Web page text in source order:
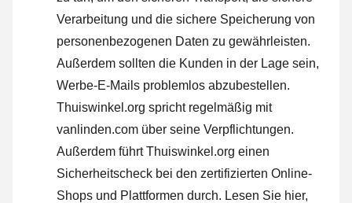
Verarbeitung und die sichere Speicherung von
personenbezogenen Daten zu gewährleisten.
Außerdem sollten die Kunden in der Lage sein,
Werbe-E-Mails problemlos abzubestellen.
Thuiswinkel.org spricht regelmäßig mit
vanlinden.com über seine Verpflichtungen.
Außerdem führt Thuiswinkel.org einen
Sicherheitscheck bei den zertifizierten Online-
Shops und Plattformen durch. Lesen Sie hier,